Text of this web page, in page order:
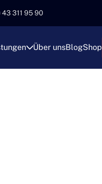
43 311 95 90
Über unsBlogShop